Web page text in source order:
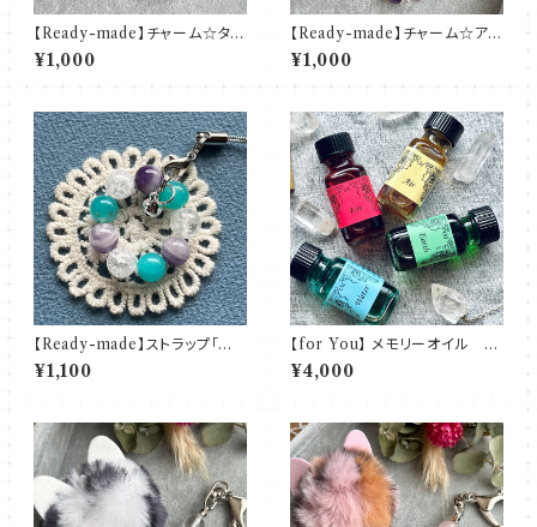
【Ready-made】チャーム☆タイ
ガーアイ
¥1,000
【Ready-made】チャーム☆アメ
ジスト
¥1,000
【Ready-made】ストラップ「紫
陽花・雨」
¥1,100
【for You】 メモリーオイル あ
なたの願いが叶うように
¥4,000